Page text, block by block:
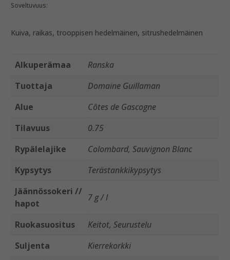
Soveltuvuus:
Kuiva, raikas, trooppisen hedelmäinen, sitrushedelmäinen
Alkuperämaa
Ranska
Tuottaja
Domaine Guillaman
Alue
Côtes de Gascogne
Tilavuus
0.75
Rypälelajike
Colombard, Sauvignon Blanc
Kypsytys
Terästankkikypsytys
Jäännössokeri //
hapot
7 g / l
Ruokasuositus
Keitot, Seurustelu
Suljenta
Kierrekorkki